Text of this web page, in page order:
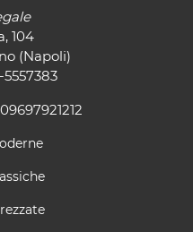
104
(Napoli)
5557383